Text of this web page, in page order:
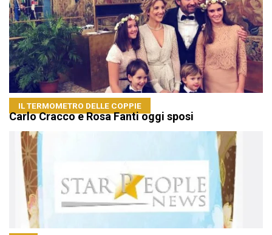
IL TERMOMETRO DELLE COPPIE
Carlo Cracco e Rosa Fanti oggi sposi